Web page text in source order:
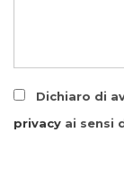
Dichiaro di
privacy ai sensi